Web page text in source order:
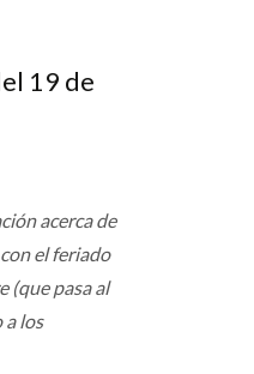
19 de
acerca de
el feriado
(que pasa al
a los